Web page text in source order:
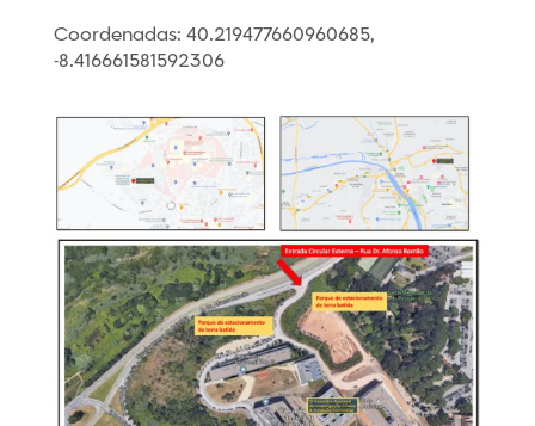
Coordenadas: 40.219477660960685,
-8.416661581592306